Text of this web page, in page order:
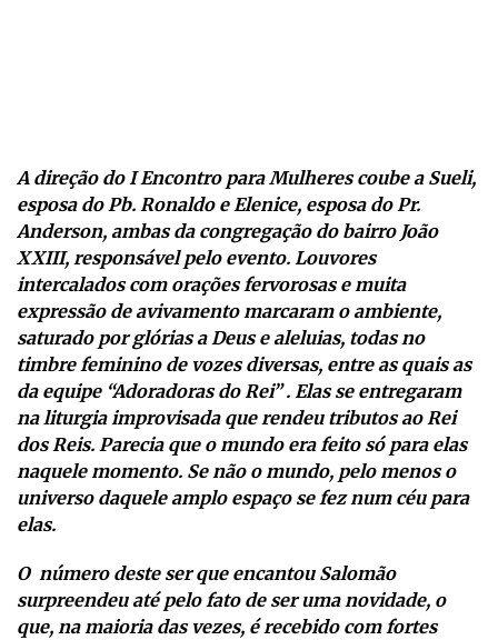
A direção do I Encontro para Mulheres coube a Sueli,
esposa do Pb. Ronaldo e Elenice, esposa do Pr.
Anderson, ambas da congregação do bairro João
XXIII, responsável pelo evento. Louvores
intercalados com orações fervorosas e muita
expressão de avivamento marcaram o ambiente,
saturado por glórias a Deus e aleluias, todas no
timbre feminino de vozes diversas, entre as quais as
da equipe “Adoradoras do Rei” . Elas se entregaram
na liturgia improvisada que rendeu tributos ao Rei
dos Reis. Parecia que o mundo era feito só para elas
naquele momento. Se não o mundo, pelo menos o
universo daquele amplo espaço se fez num céu para
elas.
O número deste ser que encantou Salomão
surpreendeu até pelo fato de ser uma novidade, o
que, na maioria das vezes, é recebido com fortes